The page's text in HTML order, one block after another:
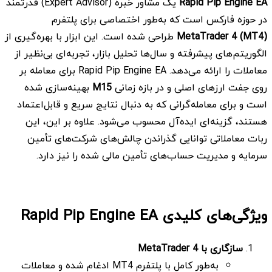
در حوزه فارکس است که به‌طور اختصاصی برای پلتفرم
MetaTrader 4 (MT4) طراحی شده است. این ابزار با بهره‌گیری از
الگوریتم‌های پیشرفته و سال‌ها تحلیل بازار، تجربه‌ای بی‌نظیر از
معاملات را ارائه می‌دهد. Rapid Pip Engine EA برای معامله بر
روی جفت ارزهای اصلی و در بازه زمانیM15 بهینه‌سازی شده
است و برای معامله‌گرانی که به دنبال نتایج سریع و قابل‌اعتماد
هستند، گزینه‌ای ایده‌آل محسوب می‌شود. علاوه بر این، این
ربات معاملاتی توانایی گذراندن چالش‌های شرکت‌های تأمین
سرمایه و مدیریت حساب‌های تأمین مالی شده را نیز دارد.
ویژگی‌های کلیدی Rapid Pip Engine EA
سازگاری باMetaTrader 4
به‌طور کامل با پلتفرم MT4 ادغام شده و معاملات